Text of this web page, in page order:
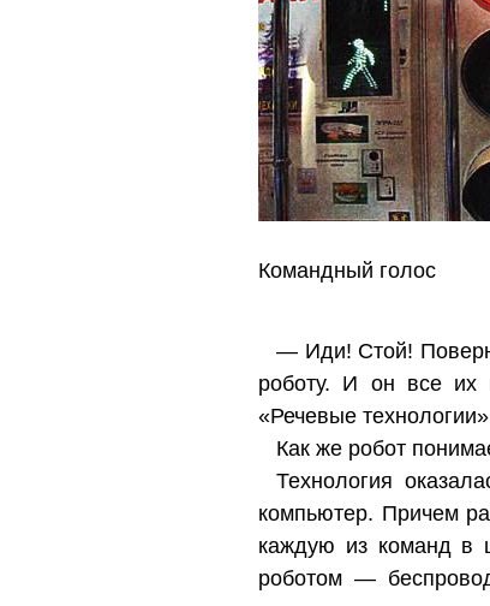
Командный голос
— Иди! Стой!
роботу. И он все их
«Речевые
Как же робот
Технология
компьютер. Причем
каждую из команд в
роботом —